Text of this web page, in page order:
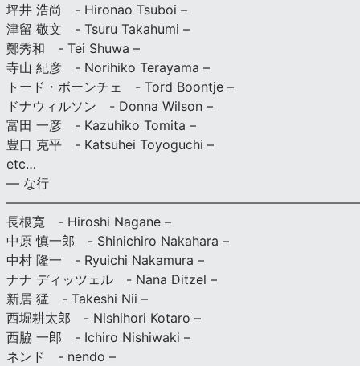
坪井 浩尚 - Hironao Tsuboi –
津留 敬文 - Tsuru Takahumi –
鄭秀和 - Tei Shuwa –
寺山 紀彦 - Norihiko Terayama –
トード・ボーンチェ - Tord Boontje –
ドナウィルソン - Donna Wilson –
富田 一彦 - Kazuhiko Tomita –
豊口 克平 - Katsuhei Toyoguchi –
etc…
— な行
長根寛 - Hiroshi Nagane –
中原 慎一郎 - Shinichiro Nakahara –
中村 隆一 - Ryuichi Nakamura –
ナナ ディッツェル - Nana Ditzel –
新居 猛 - Takeshi Nii –
西堀耕太郎 - Nishihori Kotaro –
西脇 一郎 - Ichiro Nishiwaki –
ネンド - nendo –